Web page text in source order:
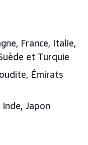
France, Italie,
et Turquie
Émirats
Japon